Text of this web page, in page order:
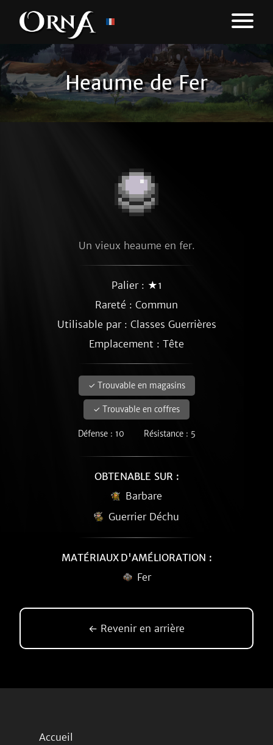
Heaume de Fer
Un vieux heaume en fer.
Palier : ★1
Rareté : Commun
Utilisable par : Classes Guerrières
Emplacement : Tête
✓ Trouvable en magasins
✓ Trouvable en coffres
Défense : 10 Résistance : 5
OBTENABLE SUR :
Barbare
Guerrier Déchu
MATÉRIAUX D'AMÉLIORATION :
Fer
← Revenir en arrière
Accueil